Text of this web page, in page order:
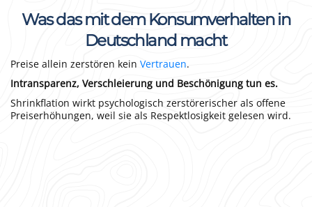
Was das mit dem Konsumverhalten in
Deutschland macht
Preise allein zerstören kein Vertrauen.
Intransparenz, Verschleierung und Beschönigung tun es.
Shrinkflation wirkt psychologisch zerstörerischer als offene
Preiserhöhungen, weil sie als Respektlosigkeit gelesen wird.